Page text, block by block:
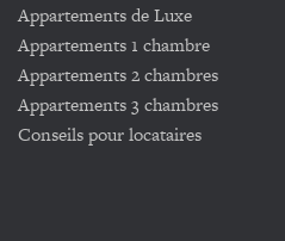
Appartements de Luxe
Appartements 1 chambre
Appartements 2 chambres
Appartements 3 chambres
Conseils pour locataires